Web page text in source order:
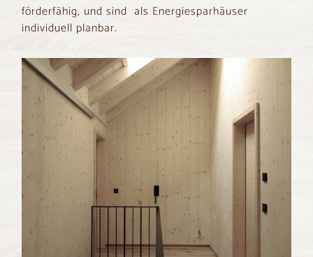
förderfähig, und sind als Energiesparhäuser
individuell planbar.